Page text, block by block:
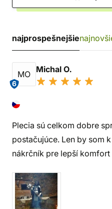
najprospešnejšie
MO
6
Michal O.
Plecia sú celkom dobre
postačujúce. Len by som
nákrčník pre lepší komfort